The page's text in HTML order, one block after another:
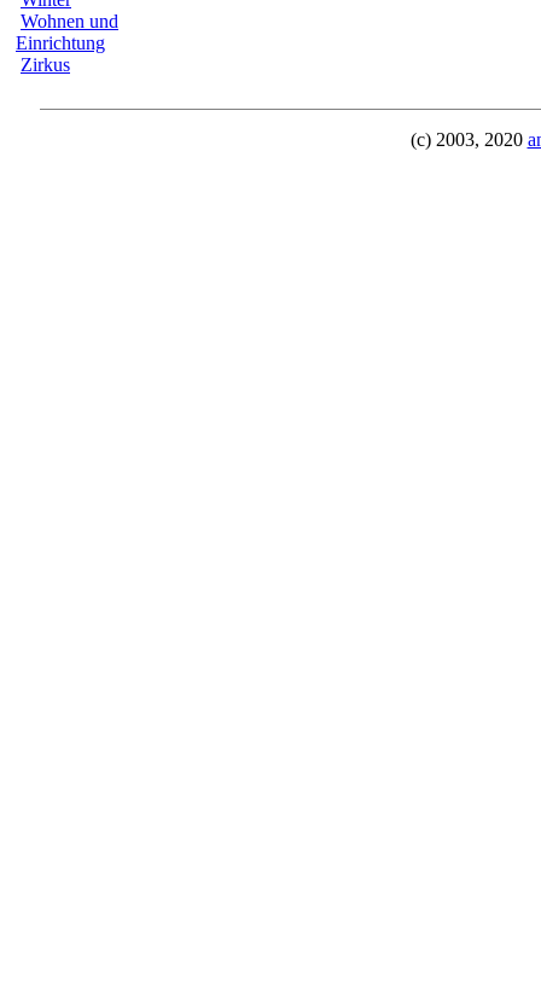
Wohnen und
Einrichtung
Zirkus
(c) 2003, 2020